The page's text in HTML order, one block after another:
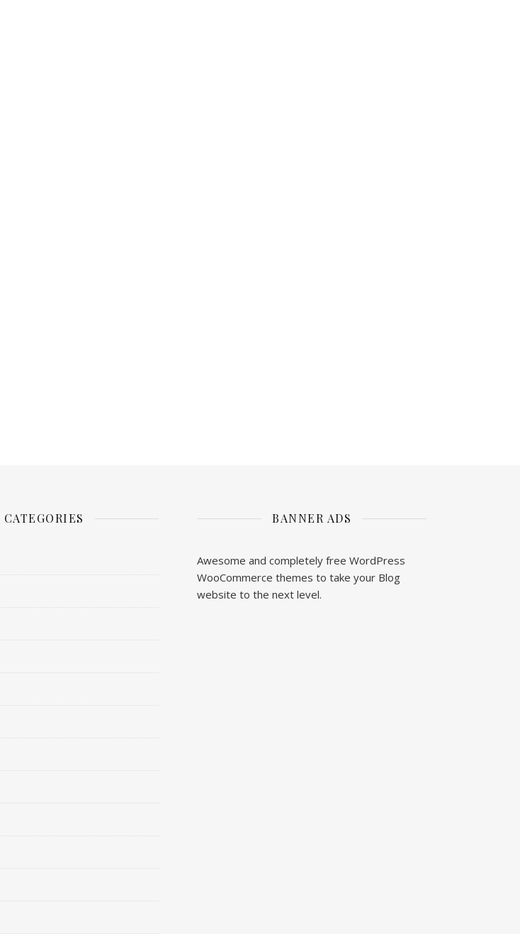
CATEGORIES BANNER ADS
Awesome and completely free WordPress
WooCommerce themes to take your Blog
website to the next level.